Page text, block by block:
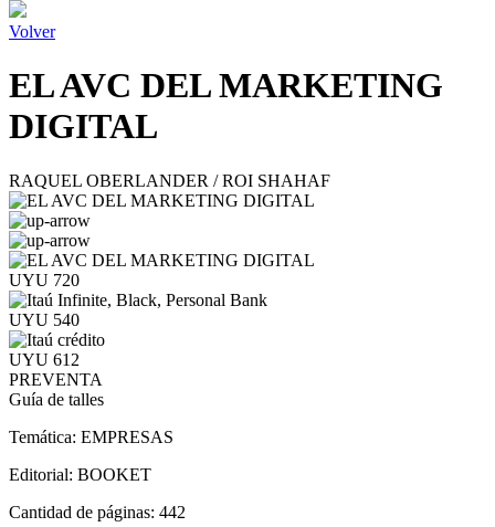
Volver
EL AVC DEL MARKETING
DIGITAL
RAQUEL OBERLANDER / ROI SHAHAF
UYU 720
UYU 540
UYU 612
PREVENTA
Guía de talles
Temática: EMPRESAS
Editorial: BOOKET
Cantidad de páginas: 442